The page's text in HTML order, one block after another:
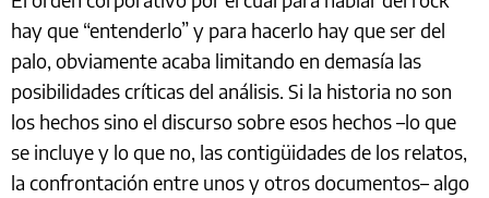
hay que “entenderlo” y para hacerlo hay que ser del
palo, obviamente acaba limitando en demasía las
posibilidades críticas del análisis. Si la historia no son
los hechos sino el discurso sobre esos hechos –lo que
se incluye y lo que no, las contigüidades de los relatos,
la confrontación entre unos y otros documentos– algo